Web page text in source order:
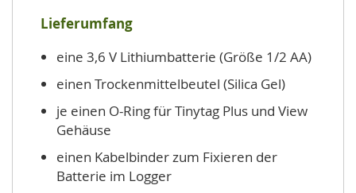
Lieferumfang
eine 3,6 V Lithiumbatterie (Größe 1/2 AA)
einen Trockenmittelbeutel (Silica Gel)
je einen O-Ring für Tinytag Plus und View
Gehäuse
einen Kabelbinder zum Fixieren der
Batterie im Logger